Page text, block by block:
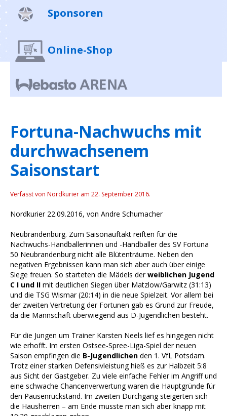
Sponsoren
Online-Shop
Fortuna-Nachwuchs mit
durchwachsenem
Saisonstart
Verfasst von Nordkurier am 22. September 2016.
Nordkurier 22.09.2016, von Andre Schumacher
Neubrandenburg. Zum Saisonauftakt reiften für die
Nachwuchs-Handballerinnen und -Handballer des SV Fortuna
50 Neubrandenburg nicht alle Blütenträume. Neben den
negativen Ergebnissen kann man sich aber auch über einige
Siege freuen. So starteten die Mädels derweiblichen Jugend
C I und II mit deutlichen Siegen über Matzlow/Garwitz (31:13)
und die TSG Wismar (20:14) in die neue Spielzeit. Vor allem bei
der zweiten Vertretung der Fortunen gab es Grund zur Freude,
da die Mannschaft überwiegend aus D-Jugendlichen besteht.
Für die Jungen um Trainer Karsten Neels lief es hingegen nicht
wie erhofft. Im ersten Ostsee-Spree-Liga-Spiel der neuen
Saison empfingen die B-Jugendlichen den 1. VfL Potsdam.
Trotz einer starken Defensivleistung hieß es zur Halbzeit 5:8
aus Sicht der Gastgeber. Zu viele einfache Fehler im Angriff und
eine schwache Chancenverwertung waren die Hauptgründe für
den Pausenrückstand. Im zweiten Durchgang steigerten sich
die Hausherren – am Ende musste man sich aber knapp mit